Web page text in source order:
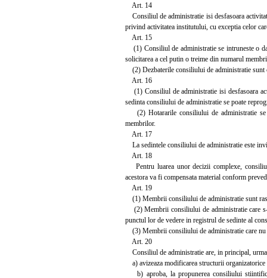
Art. 14
Consiliul de administratie isi desfasoara
privind activitatea institutului, cu exceptia celor
Art. 15
(1) Consiliul de administratie se intruneste o
solicitarea a cel putin o treime din numarul
(2) Dezbaterile consiliului de administratie sunt
Art. 16
(1) Consiliul de administratie isi desfasoara
sedinta consiliului de administratie se poate
(2) Hotararile consiliului de administratie se
membrilor.
Art. 17
La sedintele consiliului de administratie este
Art. 18
Pentru luarea unor decizii complexe,
acestora va fi compensata material conform
Art. 19
(1) Membrii consiliului de administratie sunt
(2) Membrii consiliului de administratie care
punctul lor de vedere in registrul de sedinte al
(3) Membrii consiliului de administratie care nu
Art. 20
Consiliul de administratie are, in principal,
a) avizeaza modificarea structurii
b) aproba, la propunerea consiliului